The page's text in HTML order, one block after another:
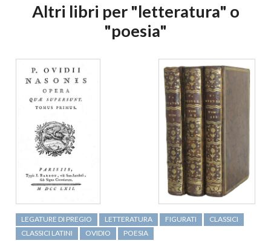
Altri libri per "letteratura" o
"poesia"
LEGATURE DI PREGIO LETTERATURA FIGURATI
CLASSICI
CLASSICI LATINI
OVIDIO POESIA